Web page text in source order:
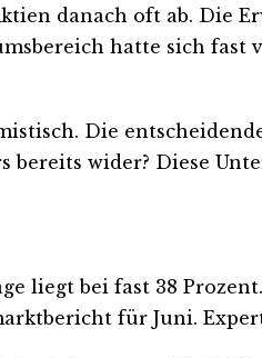
danach oft ab. Die
hatte sich fast
Die
wider? Diese
liegt bei fast 38
für Juni.